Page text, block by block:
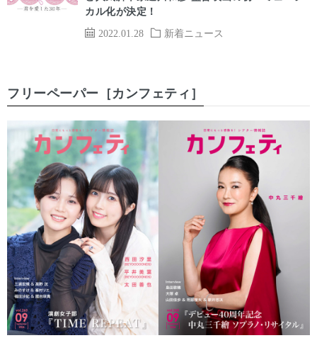
2022.01.28 新着ニュース
カル化が決定！
フリーペーパー［カンフェティ］